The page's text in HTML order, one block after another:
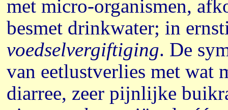
met micro-organismen,
besmet drinkwater; in
voedselvergiftiging. De
van eetlustverlies met wat
diarree, zeer pijnlijke